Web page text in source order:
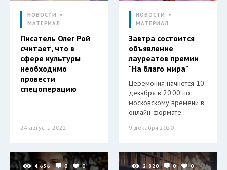
НОВОСТИ
МАТЕРИАЛ
Писатель Олег Рой
считает, что в
сфере культуры
необходимо
провести
спецоперацию
24 августа 2022
НОВОСТИ
МАТЕРИАЛ
Завтра состоится
объявление
лауреатов премии
"На благо мира"
Церемония начнется 10
декабря в 20:00 по
московскому времени в
онлайн-формате.
9 декабря 2020
4 656 0 0 2 820 0 0